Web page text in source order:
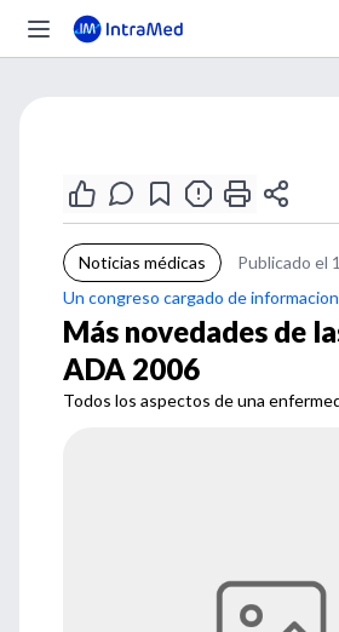
Noticias médicas
Publicado el
Un congreso cargado de
Más novedades de
ADA 2006
Todos los aspectos de una